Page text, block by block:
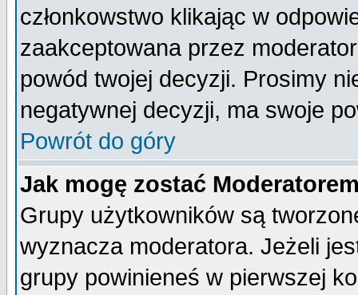
członkowstwo klikając w
zaakceptowana przez
powód twojej decyzji. Prosimy
negatywnej decyzji, ma swoje
Powrót do góry
Jak mogę zostać
Grupy użytkowników są
wyznacza moderatora. Jeżeli
grupy powinieneś w pierwszej